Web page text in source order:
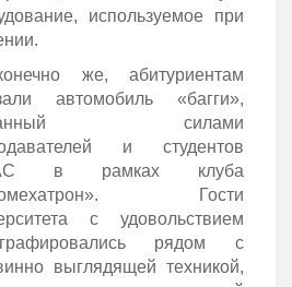
используемое при
же, абитуриентам
автомобиль «багги»,
силами
и студентов
в рамках клуба
Гости
с удовольствием
рядом с
выглядящей техникой,